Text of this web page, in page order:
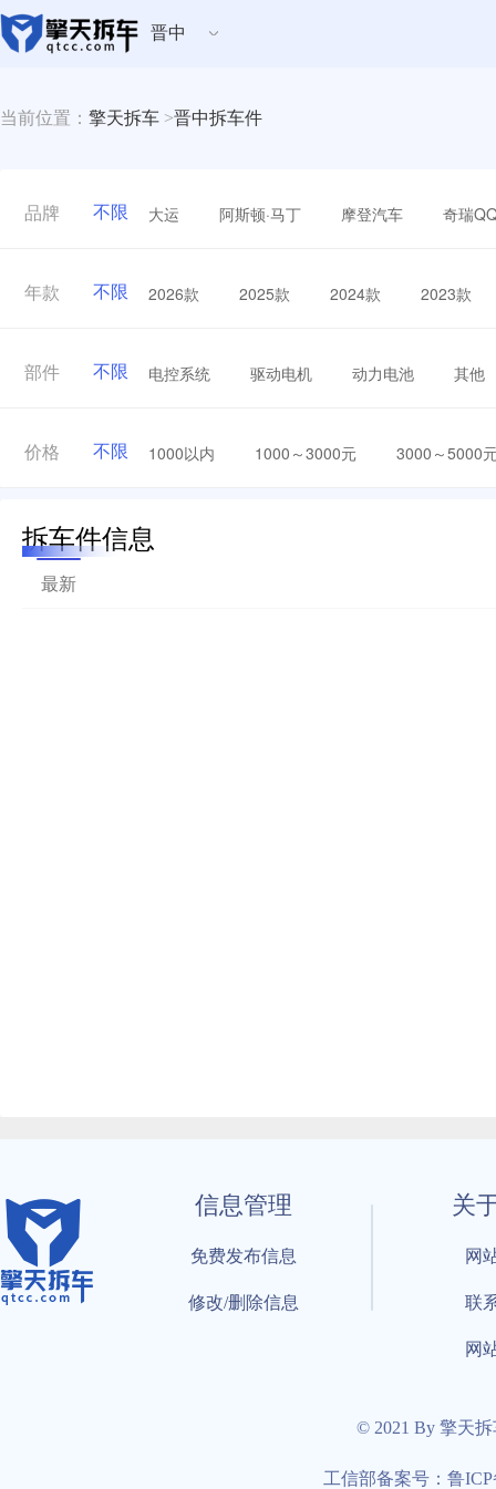
晋中
当前位置： 擎天拆车 >晋中拆车件
品牌 不限 大运 阿斯顿·马丁 摩登汽车 奇瑞
年款 不限 2026款 2025款 2024款 2023款
部件 不限 电控系统 驱动电机 动力电池 其他
价格 不限 1000以内 1000～3000元 3000～5000
拆车件信息
最新
信息管理
免费发布信息
修改/删除信息
关
网
联
网
© 2021 By 擎天
工信部备案号：鲁